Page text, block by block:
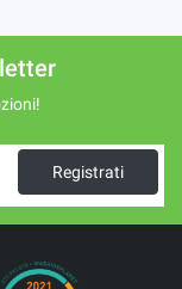
Registrati